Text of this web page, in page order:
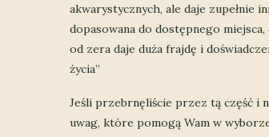
akwarystycznych, ale daje zupełnie
dopasowana do dostępnego
od zera daje duża frajdę i
życia”
Jeśli przebrnęliście przez tą część i
uwag, które pomogą Wam w